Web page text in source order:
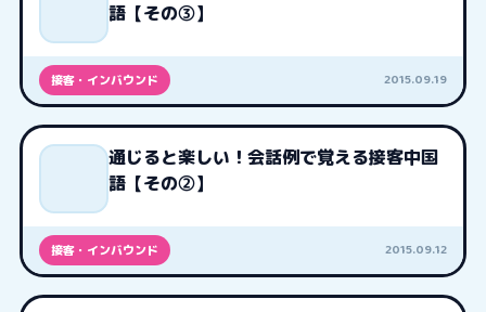
語【その③】
接客・インバウンド 2015.09.19
通じると楽しい！会話例で覚える接客中国
語【その②】
接客・インバウンド 2015.09.12